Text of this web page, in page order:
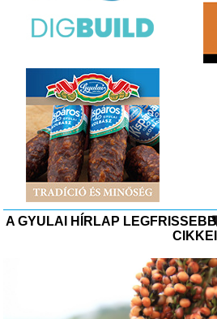
A GYULAI HÍRLAP LEGFRISSEBB
CIKKEI